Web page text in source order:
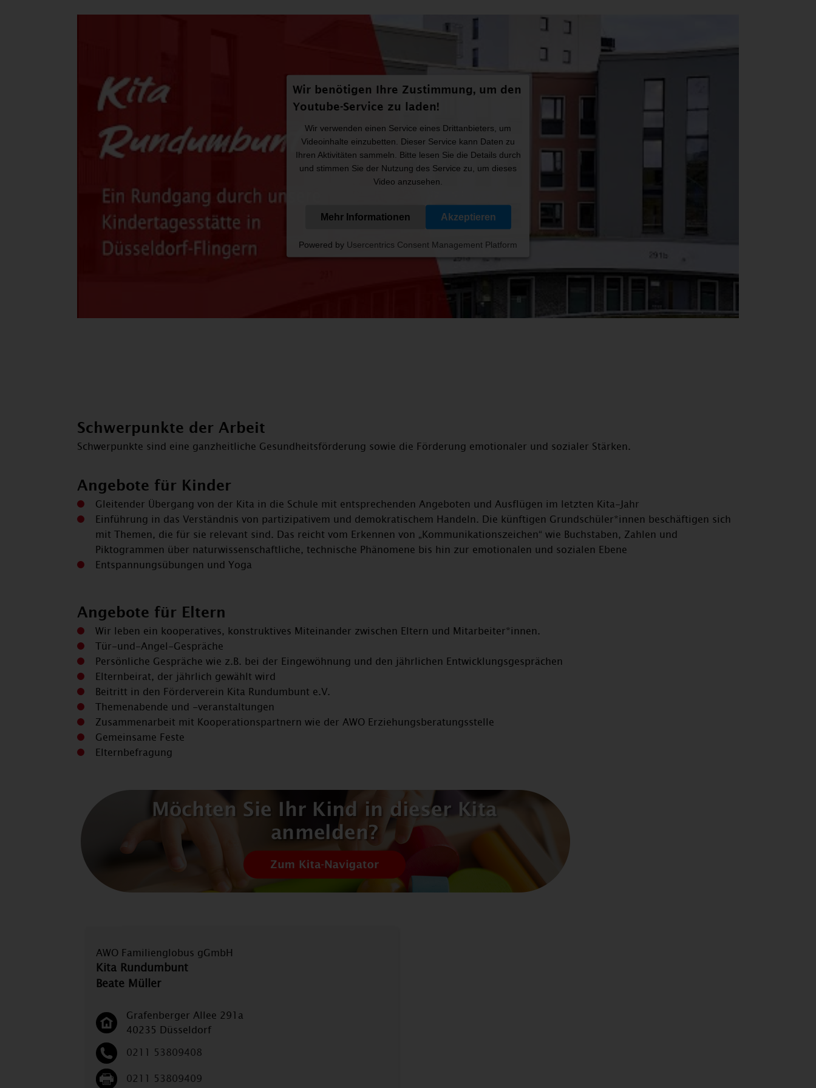
Wir benötigen Ihre Zustimmung, um den
Youtube-Service zu laden!
Wir verwenden einen Service eines Drittanbieters, um
Videoinhalte einzubetten. Dieser Service kann Daten zu
Ihren Aktivitäten sammeln. Bitte lesen Sie die Details durch
und stimmen Sie der Nutzung des Service zu, um dieses
Video anzusehen.
Mehr Informationen Akzeptieren
Powered by Usercentrics Consent Management Platform
Schwerpunkte der Arbeit
Schwerpunkte sind eine ganzheitliche Gesundheitsförderung sowie die Förderung emotionaler und sozialer Stärken.
Angebote für Kinder
Gleitender Übergang von der Kita in die Schule mit entsprechenden Angeboten und Ausflügen im letzten Kita-Jahr
Einführung in das Verständnis von partizipativem und demokratischem Handeln. Die künftigen Grundschüler*innen beschäftigen sich
mit Themen, die für sie relevant sind. Das reicht vom Erkennen von „Kommunikationszeichen“ wie Buchstaben, Zahlen und
Piktogrammen über naturwissenschaftliche, technische Phänomene bis hin zur emotionalen und sozialen Ebene
Entspannungsübungen und Yoga
Angebote für Eltern
Wir leben ein kooperatives, konstruktives Miteinander zwischen Eltern und Mitarbeiter*innen.
Tür-und-Angel-Gespräche
Persönliche Gespräche wie z.B. bei der Eingewöhnung und den jährlichen Entwicklungsgesprächen
Elternbeirat, der jährlich gewählt wird
Beitritt in den Förderverein Kita Rundumbunt e.V.
Themenabende und -veranstaltungen
Zusammenarbeit mit Kooperationspartnern wie der AWO Erziehungsberatungsstelle
Gemeinsame Feste
Elternbefragung
AWO Familienglobus gGmbH
Kita Rundumbunt
Beate Müller
Grafenberger Allee 291a
40235 Düsseldorf
0211 53809408
0211 53809409